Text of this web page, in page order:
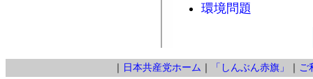
環境問題
日本共産党ホーム 「しんぶん赤旗」
ご